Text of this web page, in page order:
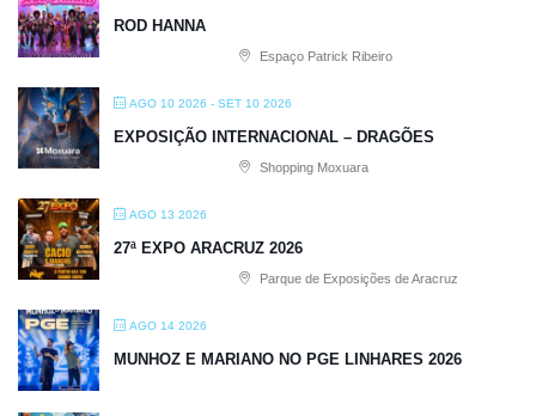
ROD HANNA
Espaço Patrick Ribeiro
AGO 10 2026 - SET 10 2026
EXPOSIÇÃO INTERNACIONAL – DRAGÕES
Shopping Moxuara
AGO 13 2026
27ª EXPO ARACRUZ 2026
Parque de Exposições de Aracruz
AGO 14 2026
MUNHOZ E MARIANO NO PGE LINHARES 2026